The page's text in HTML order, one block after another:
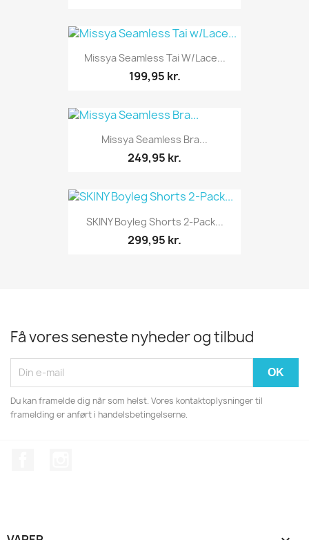
Missya Seamless Tai W/Lace...
199,95 kr.
Missya Seamless Bra...
249,95 kr.
SKINY Boyleg Shorts 2-Pack...
299,95 kr.
Få vores seneste nyheder og tilbud
Du kan framelde dig når som helst. Vores kontaktoplysninger til
framelding er anført i handelsbetingelserne.